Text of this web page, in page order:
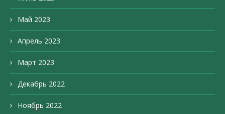
Май 2023
Апрель 2023
Март 2023
Декабрь 2022
Ноябрь 2022